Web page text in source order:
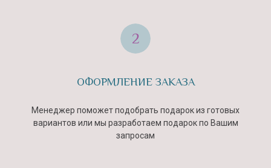
ОФОРМЛЕНИЕ ЗАКАЗА
Менеджер поможет подобрать подарок из готовых
вариантов или мы разработаем подарок по Вашим
запросам
вручную отобранными ингредиентами,
поставщиков. При этом к каждому
букету прилагается инструкция
ВСЕГДА СВЕЖИЕ
ИНГРЕДИЕНТЫ